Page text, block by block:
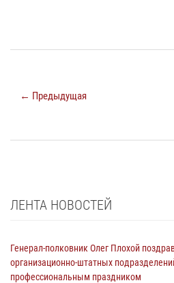
← Предыдущая
ЛЕНТА НОВОСТЕЙ
Генерал-полковник Олег Плохой
организационно-штатных
профессиональным праздником